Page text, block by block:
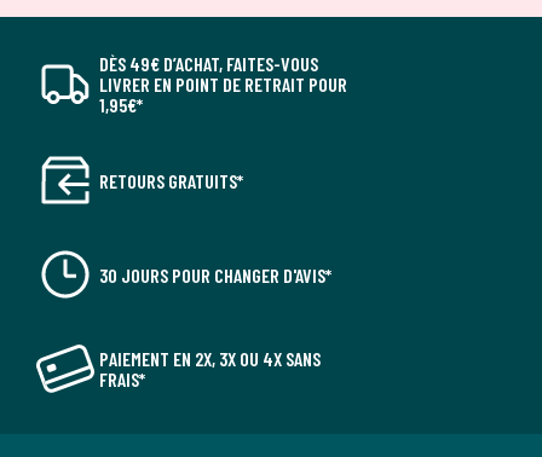
DÈS 49€ D’ACHAT, FAITES-VOUS
LIVRER EN POINT DE RETRAIT POUR
1,95€*
RETOURS GRATUITS*
30 JOURS POUR CHANGER D'AVIS*
PAIEMENT EN 2X, 3X OU 4X SANS
FRAIS*